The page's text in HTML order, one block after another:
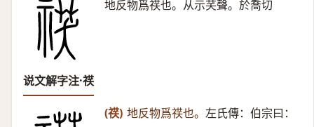
地反物爲䄏也。从示芺聲。於喬切
说文解字注·䄏
(䄏) 地反物爲䄏也。 左氏傳：伯宗曰：